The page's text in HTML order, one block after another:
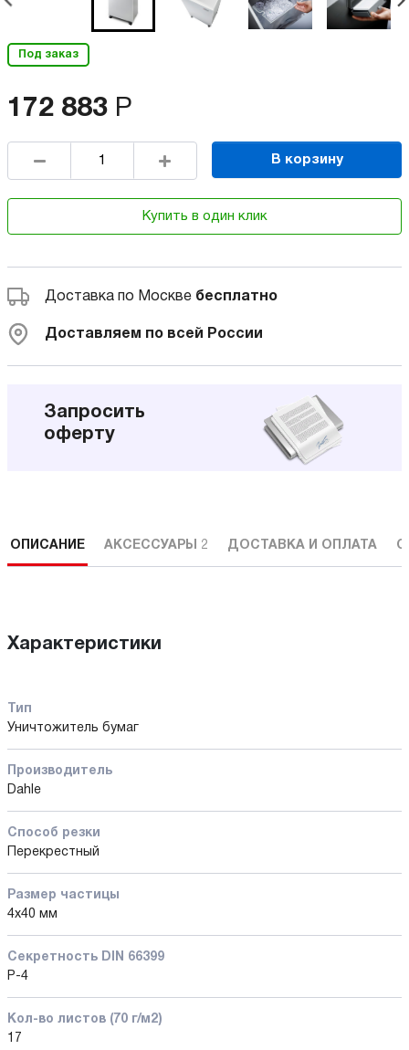
Под заказ
172 883 Р
В корзину
Купить в один клик
Доставка по Москве бесплатно
Доставляем по всей России
Запросить
оферту
ОПИСАНИЕ АКСЕССУАРЫ 2 ДОСТАВКА И ОПЛАТА
Характеристики
Тип
Уничтожитель бумаг
Производитель
Dahle
Способ резки
Перекрестный
Размер частицы
4х40 мм
Секретность DIN 66399
P-4
Кол-во листов (70 г/м2)
17